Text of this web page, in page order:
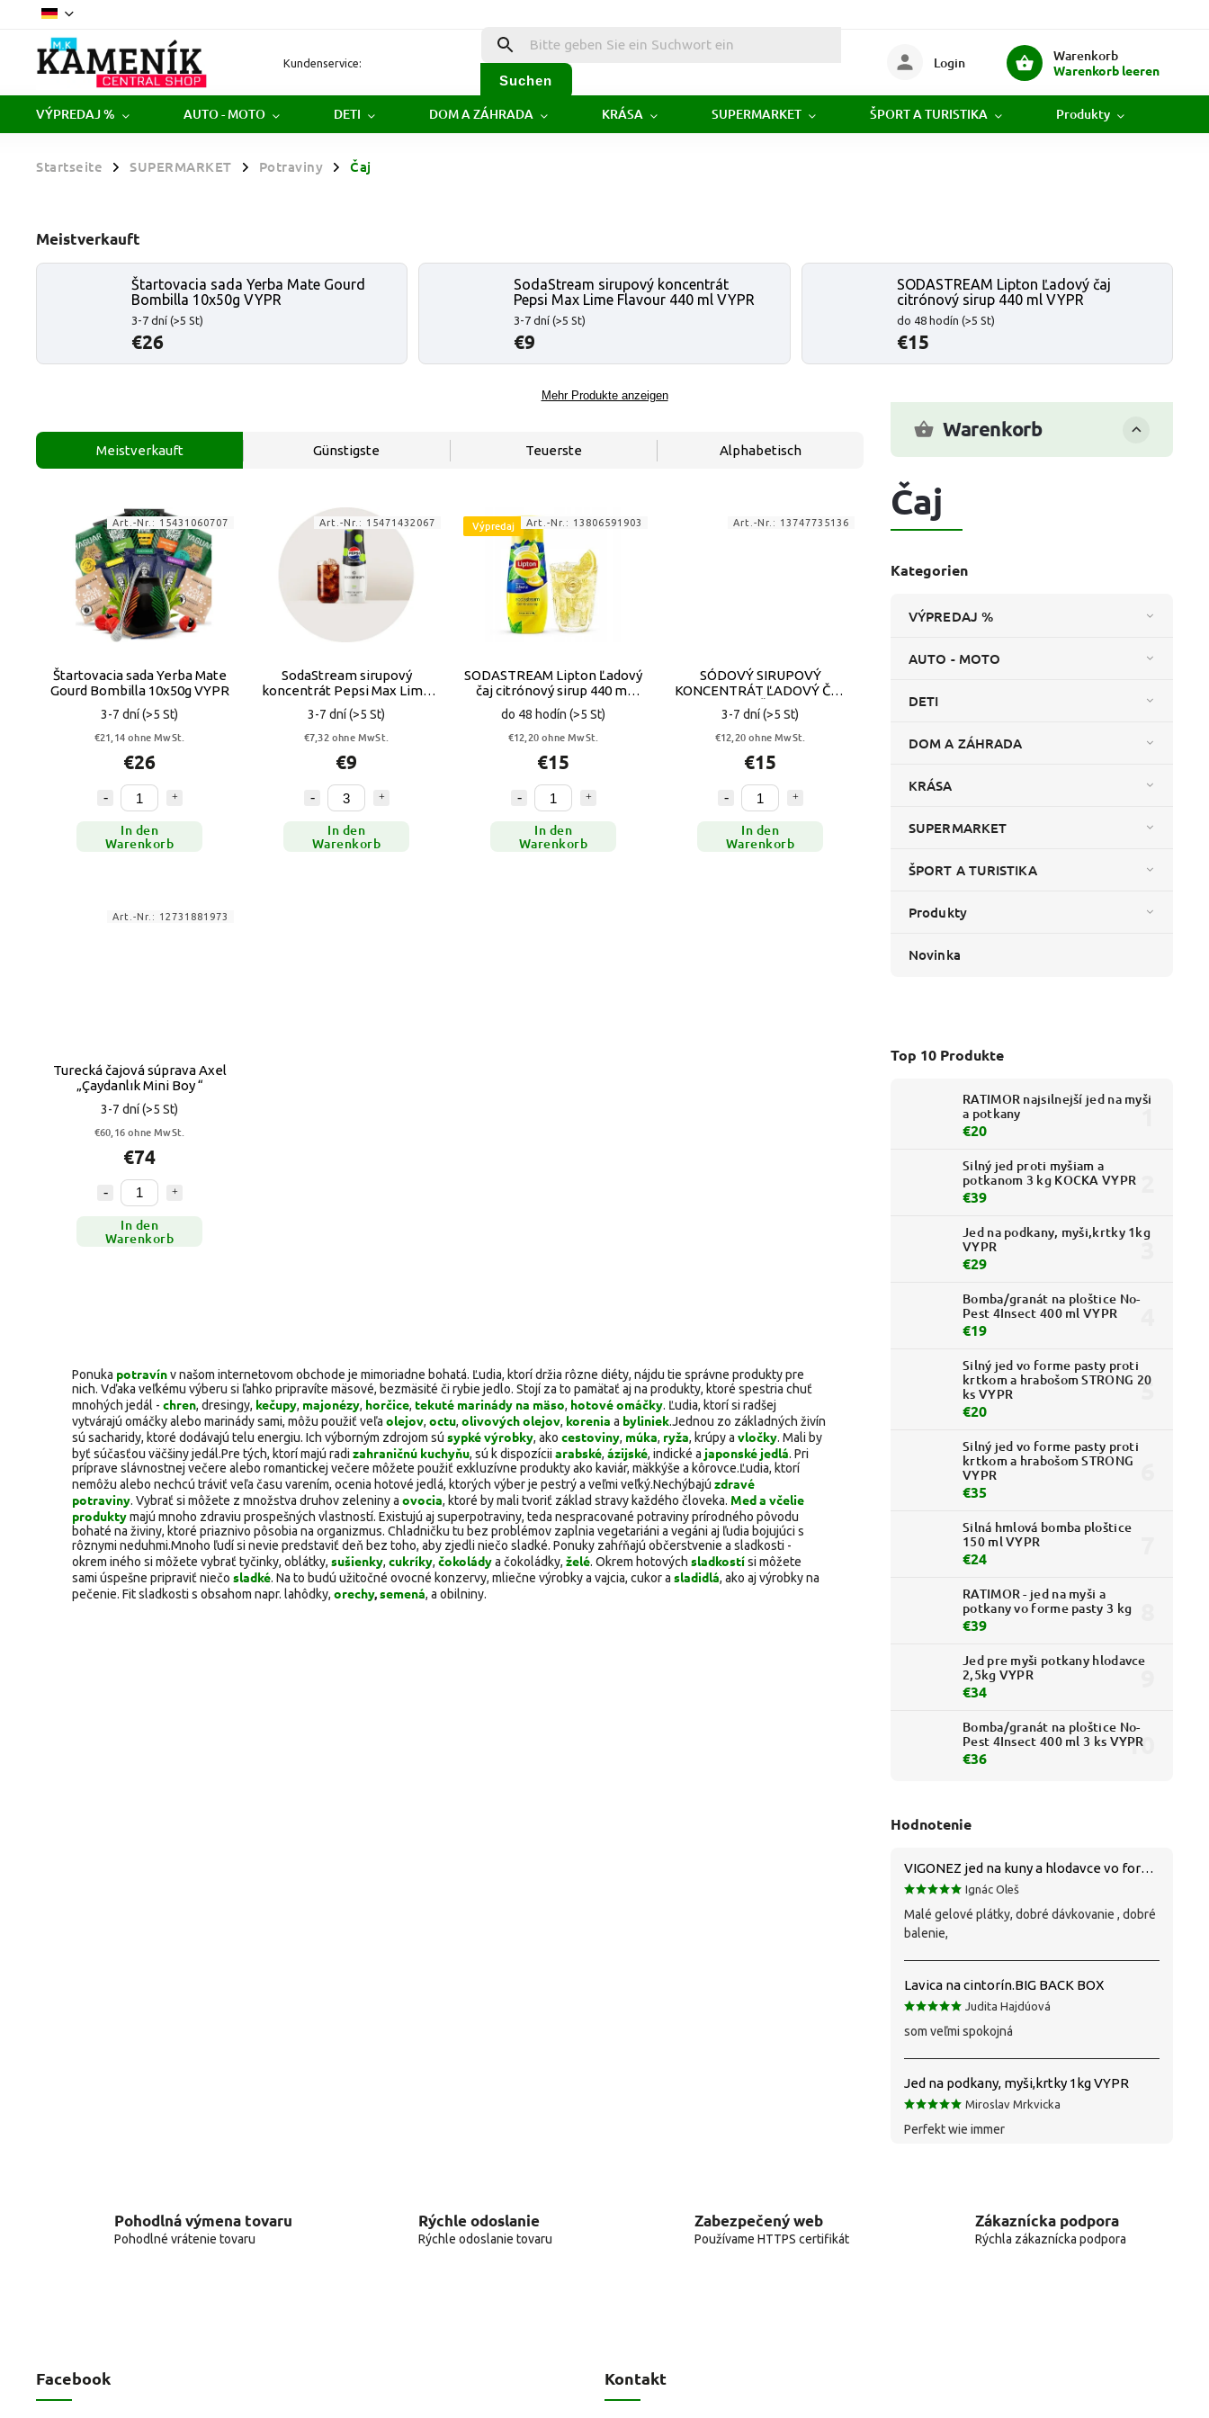
Kundenservice:
Suchen
Warenkorb
Warenkorb leeren
Login
VÝPREDAJ % AUTO - MOTO DETI DOM A ZÁHRADA KRÁSA SUPERMARKET ŠPORT A TURISTIKA Produkty
Startseite / SUPERMARKET / Potraviny / Čaj
Meistverkauft
Štartovacia sada Yerba Mate Gourd
Bombilla 10x50g VYPR
3-7 dní (>5 St)
€26
SodaStream sirupový koncentrát
Pepsi Max Lime Flavour 440 ml VYPR
3-7 dní(>5 St)
€9
SODASTREAM Lipton Ľadový čaj
citrónový sirup 440 ml VYPR
do 48 hodín (>5 St)
€15
Mehr Produkte anzeigen
Warenkorb
Čaj
Kategorien
VÝPREDAJ %
AUTO - MOTO
DETI
DOM A ZÁHRADA
KRÁSA
SUPERMARKET
ŠPORT A TURISTIKA
Produkty
Novinka
Top 10 Produkte
RATIMOR najsilnejší jed na myši
a potkany
€20
Silný jed proti myšiam a
potkanom 3 kg KOCKA VYPR
€39
Jed na podkany, myši,krtky 1kg
VYPR
€29
Bomba/granát na ploštice No-
Pest 4Insect 400 ml VYPR
€19
Silný jed vo forme pasty proti
krtkom a hrabošom STRONG 20
ks VYPR
€20
Silný jed vo forme pasty proti
krtkom a hrabošom STRONG
VYPR
€35
Silná hmlová bomba ploštice
150 ml VYPR
€24
RATIMOR - jed na myši a
potkany vo forme pasty 3 kg
€39
Jed pre myši potkany hlodavce
2,5kg VYPR
€34
Bomba/granát na ploštice No-
Pest 4Insect 400 ml 3 ks VYPR
€36
Hodnotenie
VIGONEZ jed na kuny a hlodavce vo forme pasty 1,5 kg
Ignác Oleš
Malé gelové plátky, dobré dávkovanie , dobré
balenie,
Lavica na cintorín.BIG BACK BOX
Judita Hajdúová
som veľmi spokojná
Jed na podkany, myši,krtky 1kg VYPR
Miroslav Mrkvicka
Perfekt wie immer
Meistverkauft Günstigste Teuerste Alphabetisch
Štartovacia sada Yerba Mate
Gourd Bombilla 10x50g VYPR
3-7 dní(>5 St)
€21,14 ohne MwSt.
€26
In den
Warenkorb
Art.-Nr.: 15431060707
SodaStream sirupový
koncentrát Pepsi Max Lime
Flavour 440 ml VYPR
3-7 dní(>5 St)
€7,32 ohne MwSt.
€9
In den
Warenkorb
Art.-Nr.: 15471432067 Výpredaj
SODASTREAM Lipton Ľadový
čaj citrónový sirup 440 ml
VYPR
do 48 hodín (>5 St)
€12,20 ohne MwSt.
€15
In den
Warenkorb
Art.-Nr.: 13806591903
SÓDOVÝ SIRUPOVÝ
KONCENTRÁT ĽADOVÝ ČAJ
BROSKYŇA VYPR
3-7 dní(>5 St)
€12,20 ohne MwSt.
€15
In den
Warenkorb
Art.-Nr.: 13747735136
Turecká čajová súprava Axel
„Çaydanlık Mini Boy “
3-7 dní(>5 St)
€60,16 ohne MwSt.
€74
In den
Warenkorb
Art.-Nr.: 12731881973
Ponuka potravínv našom internetovom obchode je mimoriadne bohatá. Ľudia, ktorí držia rôzne diéty, nájdu tie správne produkty pre
nich. Vďaka veľkému výberu si ľahko pripravíte mäsové, bezmäsité či rybie jedlo. Stojí za to pamätať aj na produkty, ktoré spestria chuť
mnohých jedál - chren, dresingy, kečupy, majonézy, horčice, tekuté marinády na mäso, hotové omáčky. Ľudia, ktorí si radšej
vytvárajú omáčky alebo marinády sami, môžu použiť veľa olejov, octu, olivových olejov, korenia a byliniek.Jednou zo základných živín
sú sacharidy, ktoré dodávajú telu energiu. Ich výborným zdrojom sú sypké výrobky, ako cestoviny, múka, ryža, krúpy a vločky. Mali by
byť súčasťou väčšiny jedál.Pre tých, ktorí majú radi zahraničnú kuchyňu, sú k dispozícii arabské, ázijské, indické a japonské jedlá. Pri
príprave slávnostnej večere alebo romantickej večere môžete použiť exkluzívne produkty ako kaviár, mäkkýše a kôrovce.Ľudia, ktorí
nemôžu alebo nechcú tráviť veľa času varením, ocenia hotové jedlá, ktorých výber je pestrý a veľmi veľký.Nechýbajú zdravé
potraviny. Vybrať si môžete z množstva druhov zeleniny a ovocia, ktoré by mali tvoriť základ stravy každého človeka. Med a včelie
produktymajú mnoho zdraviu prospešných vlastností. Existujú aj superpotraviny, teda nespracované potraviny prírodného pôvodu
bohaté na živiny, ktoré priaznivo pôsobia na organizmus. Chladničku tu bez problémov zaplnia vegetariáni a vegáni aj ľudia bojujúci s
rôznymi neduhmi.Mnoho ľudí si nevie predstaviť deň bez toho, aby zjedli niečo sladké. Ponuky zahŕňajú občerstvenie a sladkosti -
okrem iného si môžete vybrať tyčinky, oblátky, sušienky, cukríky, čokoládya čokoládky, želé. Okrem hotových sladkostísi môžete
sami úspešne pripraviť niečo sladké. Na to budú užitočné ovocné konzervy, mliečne výrobky a vajcia, cukor a sladidlá, ako aj výrobky na
pečenie. Fit sladkosti s obsahom napr. lahôdky, orechy,semená, a obilniny.
Pohodlná výmena tovaru
Pohodlné vrátenie tovaru
Rýchle odoslanie
Rýchle odoslanie tovaru
Zabezpečený web
Používame HTTPS certifikát
Zákaznícka podpora
Rýchla zákaznícka podpora
Facebook Kontakt